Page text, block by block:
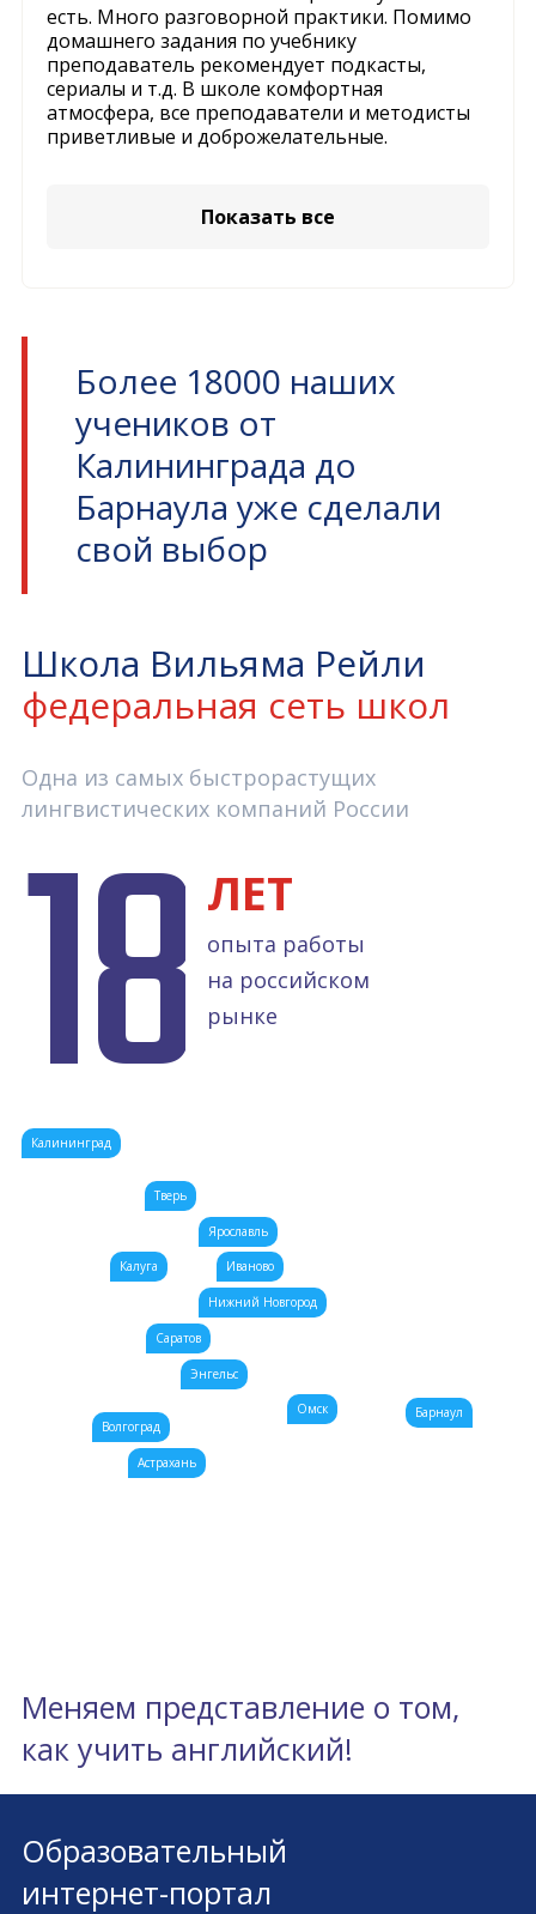
есть. Много разговорной практики. Помимо
домашнего задания по учебнику
преподаватель рекомендует подкасты,
сериалы и т.д. В школе комфортная
атмосфера, все преподаватели и методисты
приветливые и доброжелательные.
Показать все
Более 18000 наших
учеников от
Калининграда до
Барнаула уже сделали
свой выбор
Школа Вильяма Рейли
федеральная сеть школ
Одна из самых быстрорастущих
лингвистических компаний России
18 ЛЕТ
опыта работы
на российском
рынке
Калининград
Тверь
Ярославль
Калуга Иваново
Нижний Новгород
Саратов
Энгельс
Волгоград
Астрахань
Омск Барнаул
Меняем представление о том,
как учить английский!
Образовательный
интернет-портал